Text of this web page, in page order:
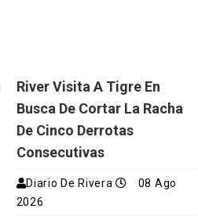
River Visita A Tigre En
Busca De Cortar La Racha
De Cinco Derrotas
Consecutivas
Diario De Rivera
08 Ago
2026